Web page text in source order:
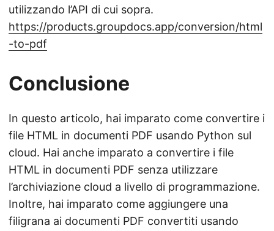
utilizzando l’API di cui sopra.
https://products.groupdocs.app/conversion/html
-to-pdf
Conclusione
In questo articolo, hai imparato come convertire i
file HTML in documenti PDF usando Python sul
cloud. Hai anche imparato a convertire i file
HTML in documenti PDF senza utilizzare
l’archiviazione cloud a livello di programmazione.
Inoltre, hai imparato come aggiungere una
filigrana ai documenti PDF convertiti usando